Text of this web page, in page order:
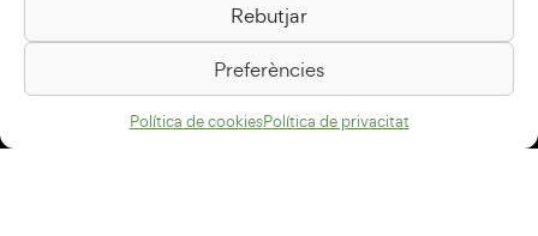
Rebutjar
Preferències
Política de cookiesPolítica de privacitat
Passeig de la Generalitat, 1
08500 Vic